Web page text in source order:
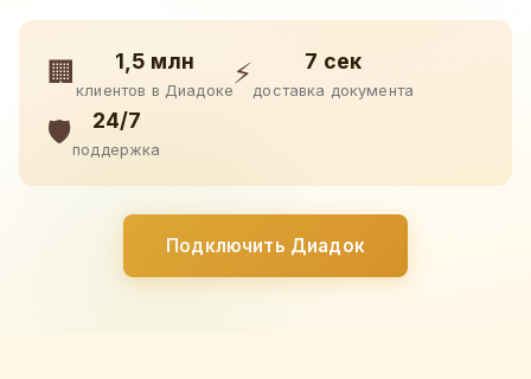
🏢 1,5 млн
клиентов в Диадоке
⚡ 7 сек
доставка документа
🛡️ 24/7
поддержка
Подключить Диадок